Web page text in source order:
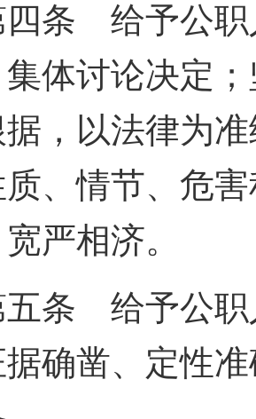
给予公职人
集体讨论决定
，以法律为
质、情节、危
严相济。
给予公职人
确凿、定性